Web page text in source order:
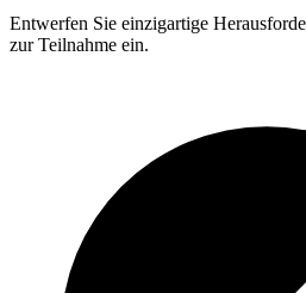
Entwerfen Sie einzigartige
zur Teilnahme ein.